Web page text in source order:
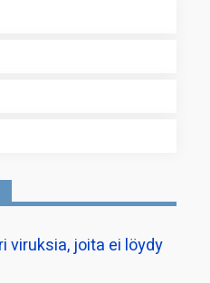
viruksia, joita ei löydy